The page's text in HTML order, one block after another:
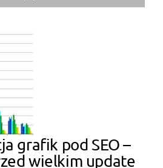
grafik pod SEO –
wielkim update